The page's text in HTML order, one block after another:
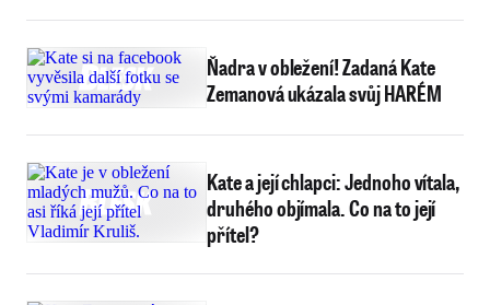
Ňadra v obležení! Zadaná Kate
Zemanová ukázala svůj HARÉM
Kate a její chlapci: Jednoho vítala,
druhého objímala. Co na to její
přítel?